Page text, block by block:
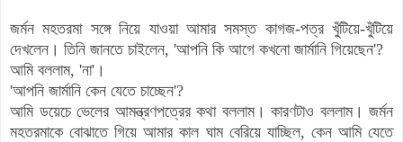
জর্মন মহতরমা সঙ্গে নিয়ে যাওয়া আমার সমস্ত কাগজ-পত্র খুঁটিয়ে-খুঁটিয়ে
দেখলেন। তিনি জানতে চাইলেন, 'আপনি কি আগে কখনো জার্মানি গিয়েছেন'?
আমি বললাম, 'না'।
'আপনি জার্মানি কেন যেতে চাচ্ছেন'?
আমি ডয়েচে ভেলের আমন্ত্রণপত্রের কথা বললাম। কারণটাও বললাম। জর্মন
মহতরমাকে বোঝাতে গিয়ে আমার কাল ঘাম বেরিয়ে যাচ্ছিল, কেন আমি যেতে